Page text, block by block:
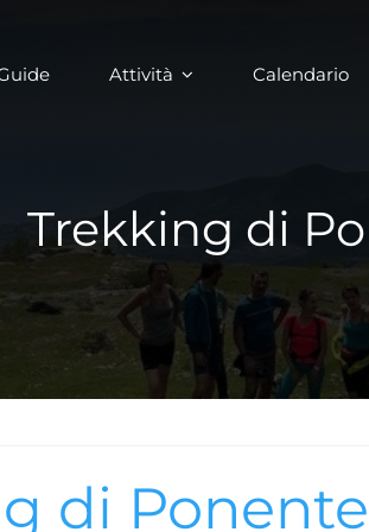
Attività Calendario
Trekking di
di Ponente